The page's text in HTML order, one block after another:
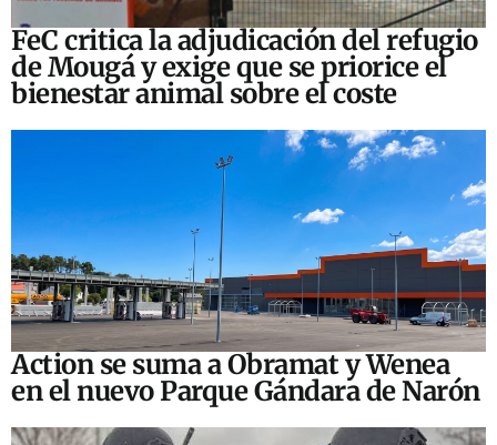
FeC critica la adjudicación del refugio
de Mougá y exige que se priorice el
bienestar animal sobre el coste
Action se suma a Obramat y Wenea
en el nuevo Parque Gándara de Narón